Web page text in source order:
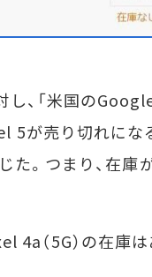
し、「米国の
5が売り切れにな
。つまり、在庫
（5G）の在庫